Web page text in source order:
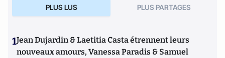
PLUS LUS PLUS PARTAGES
1Jean Dujardin & Laetitia Casta étrennent leurs
nouveaux amours, Vanessa Paradis & Samuel